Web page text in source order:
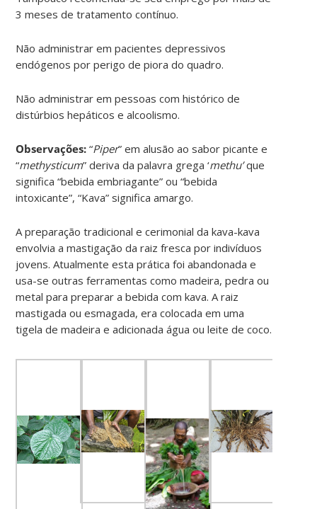
3 meses de tratamento contínuo.
Não administrar em pacientes depressivos
endógenos por perigo de piora do quadro.
Não administrar em pessoas com histórico de
distúrbios hepáticos e alcoolismo.
Observações: “Piper” em alusão ao sabor picante e
“methysticum” deriva da palavra grega ‘methu’que
significa “bebida embriagante” ou “bebida
intoxicante”, “Kava” significa amargo.
A preparação tradicional e cerimonial da kava-kava
envolvia a mastigação da raiz fresca por indivíduos
jovens. Atualmente esta prática foi abandonada e
usa-se outras ferramentas como madeira, pedra ou
metal para preparar a bebida com kava. A raiz
mastigada ou esmagada, era colocada em uma
tigela de madeira e adicionada água ou leite de coco.